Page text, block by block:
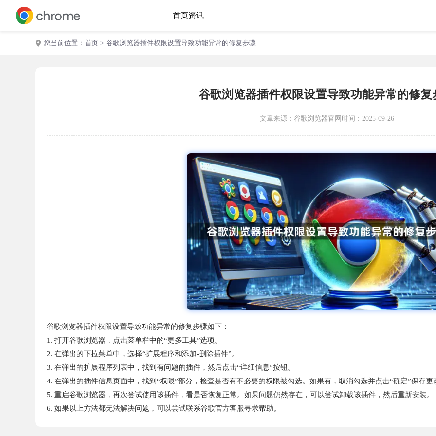
首页资讯
您当前位置： 首页 > 谷歌浏览器插件权限设置导致功能异常的修复步骤
谷歌浏览器插件权限设置导致功能异常的修复
文章来源： 谷歌浏览器官网 时间：2025-09-26
谷歌浏览器插件权限设置导致功能异常的修复步骤如下：
1. 打开谷歌浏览器，点击菜单栏中的“更多工具”选项。
2. 在弹出的下拉菜单中，选择“扩展程序和添加-删除插件”。
3. 在弹出的扩展程序列表中，找到有问题的插件，然后点击“详细信息”按钮。
4. 在弹出的插件信息页面中，找到“权限”部分，检查是否有不必要的权限被勾选。如果有，取消勾选并点击“确定”保存更
5. 重启谷歌浏览器，再次尝试使用该插件，看是否恢复正常。如果问题仍然存在，可以尝试卸载该插件，然后重新安装。
6. 如果以上方法都无法解决问题，可以尝试联系谷歌官方客服寻求帮助。